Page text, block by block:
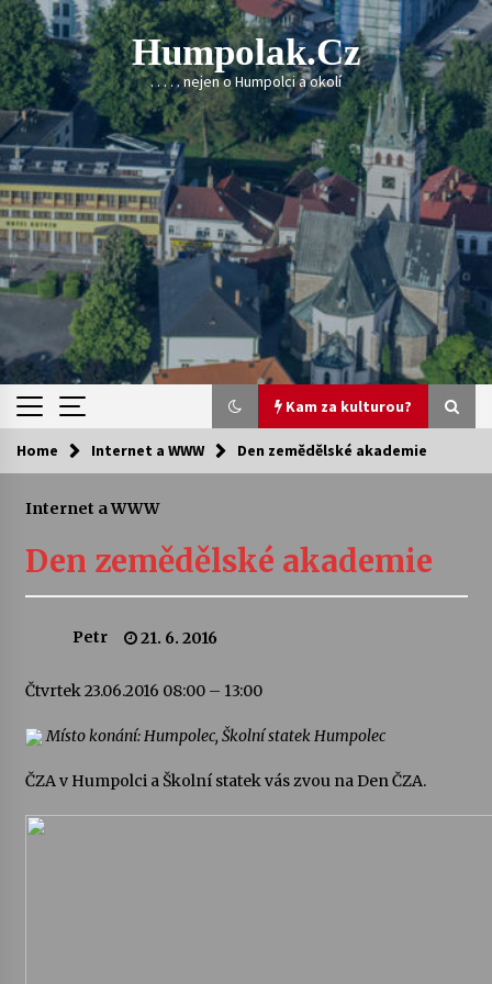
Skip
to
content
Humpolak.cz
. . . . . nejen o Humpolci a okolí
Kam za kulturou?
Kam za kulturou?
10. 8. 2026
Letní koncerty ve Stromovce: Ars Camerata a
Sukuba Ensemble
Vernisáž výstavy Josefíny Duškové: Stávám se
kapkou
30. 7. 2026
Home Internet a WWW Den zemědělské akademie
Internet a WWW
Den zemědělské akademie
Petr 21. 6. 2016
Čtvrtek 23.06.2016 08:00 – 13:00
Místo konání: Humpolec, Školní statek Humpolec
ČZA v Humpolci a Školní statek vás zvou na Den ČZA.